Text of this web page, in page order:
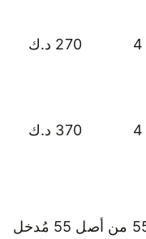
270 د.ك
370 د.ك